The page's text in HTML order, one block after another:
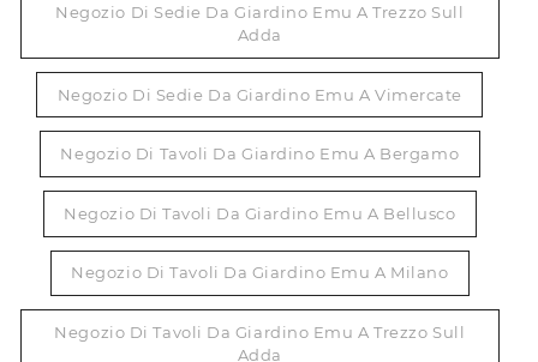
Negozio Di Sedie Da Giardino Emu A Trezzo Sull
Adda
Negozio Di Sedie Da Giardino Emu A Vimercate
Negozio Di Tavoli Da Giardino Emu A Bergamo
Negozio Di Tavoli Da Giardino Emu A Bellusco
Negozio Di Tavoli Da Giardino Emu A Milano
Negozio Di Tavoli Da Giardino Emu A Trezzo Sull
Adda